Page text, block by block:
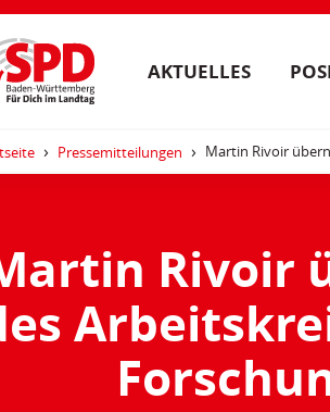
AKTUELLES
Pressemitteilungen Martin Rivoir
Rivoir